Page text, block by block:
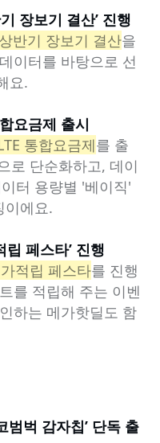
장보기 결산’ 진행
상반기 장보기 결산을
이터를 바탕으로 선
요.
요금제 출시
통합요금제를 출
로 단순화하고, 데이
터 용량별 '베이직'
이에요.
페스타’ 진행
적립 페스타를 진행
를 적립해 주는 이벤
하는 메가핫딜도 함
범벅 감자칩’ 단독 출